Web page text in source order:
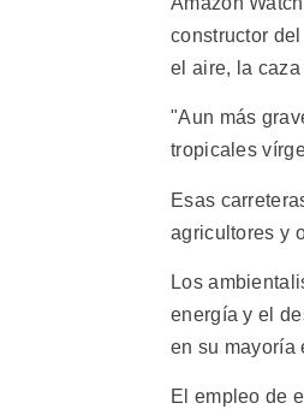
constructor
el aire, la
"Aun más
tropicales
Esas
agricultores y
Los
energía y el
en su mayoría
El empleo de